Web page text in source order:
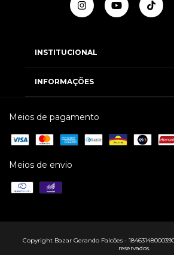
INSTITUCIONAL
INFORMAÇÕES
Meios de pagamento
Meios de envio
Copyright Bazar Gerando Falcões -
reservados.